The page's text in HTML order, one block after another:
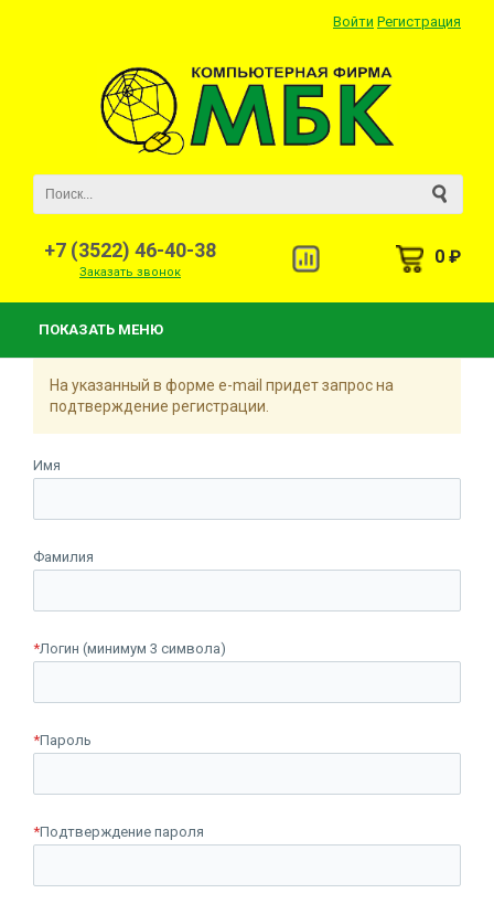
Войти Регистрация
+7 (3522) 46-40-38
Заказать звонок
0 ₽
ПОКАЗАТЬ МЕНЮ
На указанный в форме e-mail придет запрос на
подтверждение регистрации.
Имя
Фамилия
*Логин (минимум 3 символа)
*Пароль
*Подтверждение пароля